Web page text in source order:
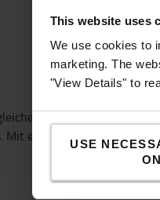
This website uses
We use cookies to
marketing. The
"View Details" to
USE
macht
Mit einer variablen